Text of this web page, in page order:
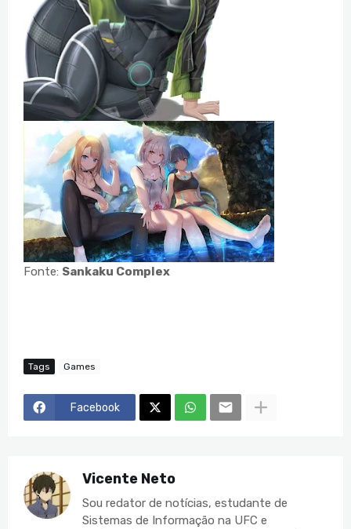
Fonte: Sankaku Complex
Tags Games
Facebook
Vicente Neto
Sou redator de notícias, estudante de
Sistemas de Informação na UFC e